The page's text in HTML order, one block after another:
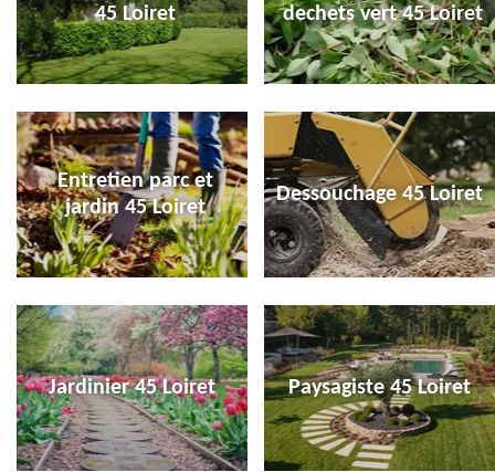
45 Loiret
dechets vert 45 Loiret
Entretien parc et
jardin 45 Loiret
Dessouchage 45 Loiret
Jardinier 45 Loiret Paysagiste 45 Loiret